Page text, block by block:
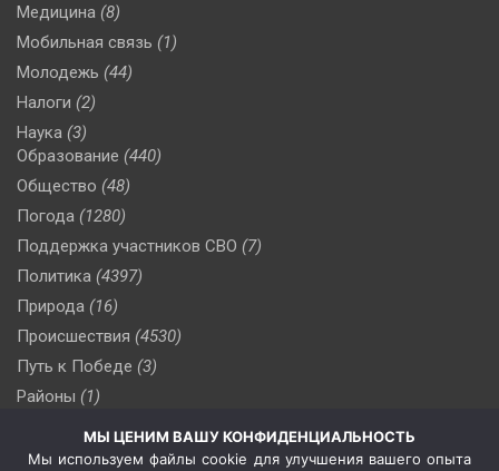
Медицина (8)
Мобильная связь (1)
Молодежь (44)
Налоги (2)
Наука (3)
Образование (440)
Общество (48)
Погода (1280)
Поддержка участников СВО (7)
Политика (4397)
Природа (16)
Происшествия (4530)
Путь к Победе (3)
Районы (1)
(510)
Сельское хозяйство (3)
МЫ ЦЕНИМ ВАШУ КОНФИДЕНЦИАЛЬНОСТЬ
Мы используем файлы cookie для улучшения вашего опыта